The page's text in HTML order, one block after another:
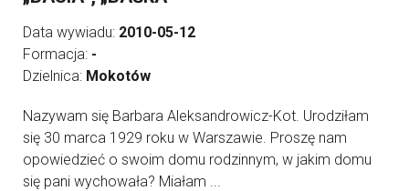
Data wywiadu: 2010-05-12
Formacja: -
Dzielnica: Mokotów
Nazywam się Barbara Aleksandrowicz-Kot. Urodziłam
się 30 marca 1929 roku w Warszawie. Proszę nam
opowiedzieć o swoim domu rodzinnym, w jakim domu
się pani wychowała? Miałam ...